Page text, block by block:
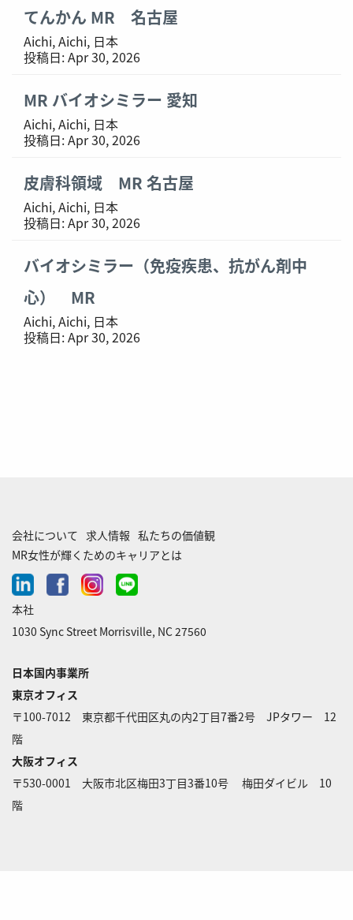
てんかん MR 名古屋
Aichi, Aichi, 日本
投稿日:Apr 30, 2026
MR バイオシミラー 愛知
Aichi, Aichi, 日本
投稿日:Apr 30, 2026
皮膚科領域 MR 名古屋
Aichi, Aichi, 日本
投稿日:Apr 30, 2026
バイオシミラー（免疫疾患、抗がん剤中
心） MR
Aichi, Aichi, 日本
投稿日:Apr 30, 2026
会社について 求人情報 私たちの価値観
MR女性が輝くためのキャリアとは
linkedinfacebookinstagram
line-
本社
1030 Sync Street Morrisville, NC 27560
日本国内事業所
東京オフィス
〒100-7012 東京都千代田区丸の内2丁目7番2号 JPタワー 12
階
大阪オフィス
〒530-0001 大阪市北区梅田3丁目3番10号 梅田ダイビル 10
階